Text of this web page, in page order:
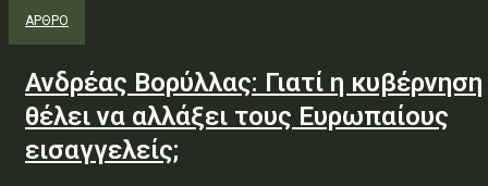
ΑΡΘΡΟ
Ανδρέας Βορύλλας: Γιατί η κυβέρνηση
θέλει να αλλάξει τους Ευρωπαίους
εισαγγελείς;